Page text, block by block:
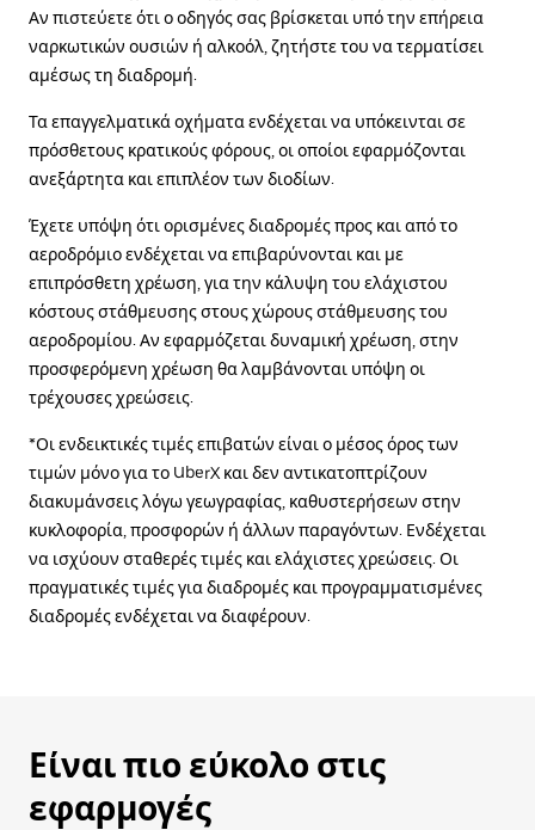
Αν πιστεύετε ότι ο οδηγός σας βρίσκεται υπό την επήρεια
ναρκωτικών ουσιών ή αλκοόλ, ζητήστε του να τερματίσει
αμέσως τη διαδρομή.
Τα επαγγελματικά οχήματα ενδέχεται να υπόκεινται σε
πρόσθετους κρατικούς φόρους, οι οποίοι εφαρμόζονται
ανεξάρτητα και επιπλέον των διοδίων.
Έχετε υπόψη ότι ορισμένες διαδρομές προς και από το
αεροδρόμιο ενδέχεται να επιβαρύνονται και με
επιπρόσθετη χρέωση, για την κάλυψη του ελάχιστου
κόστους στάθμευσης στους χώρους στάθμευσης του
αεροδρομίου. Αν εφαρμόζεται δυναμική χρέωση, στην
προσφερόμενη χρέωση θα λαμβάνονται υπόψη οι
τρέχουσες χρεώσεις.
*Οι ενδεικτικές τιμές επιβατών είναι ο μέσος όρος των
τιμών μόνο για το UberX και δεν αντικατοπτρίζουν
διακυμάνσεις λόγω γεωγραφίας, καθυστερήσεων στην
κυκλοφορία, προσφορών ή άλλων παραγόντων. Ενδέχεται
να ισχύουν σταθερές τιμές και ελάχιστες χρεώσεις. Οι
πραγματικές τιμές για διαδρομές και προγραμματισμένες
διαδρομές ενδέχεται να διαφέρουν.
Είναι πιο εύκολο στις
εφαρμογές